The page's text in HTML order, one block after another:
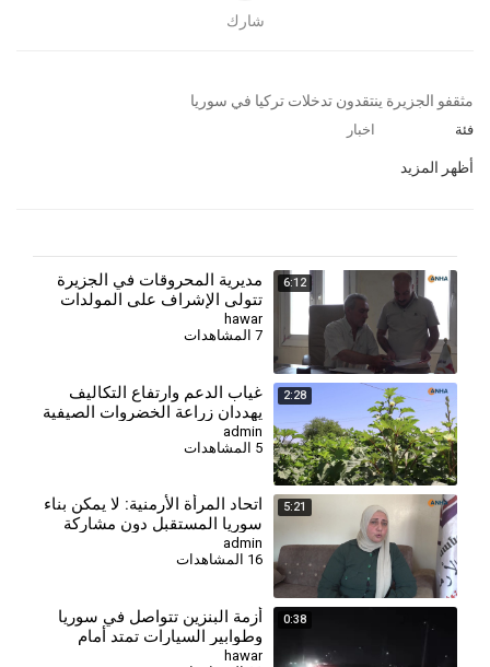
شارك
⁣مثقفو الجزيرة ينتقدون تدخلات تركيا في سوريا
فئة اخبار
أظهر المزيد
6:12
مديرية المحروقات في الجزيرة
تتولى الإشراف على المولدات
hawar
2:28
⁣غياب الدعم وارتفاع التكاليف
يهددان زراعة الخضروات الصيفية
في الجزيرة
admin
5 المشاهدات
5:21
⁣اتحاد المرأة الأرمنية: لا يمكن بناء
سوريا المستقبل دون مشاركة
جميع النساء
admin
16 المشاهدات
0:38
أزمة البنزين تتواصل في سوريا
وطوابير السيارات تمتد أمام
محطات الوقود
hawar